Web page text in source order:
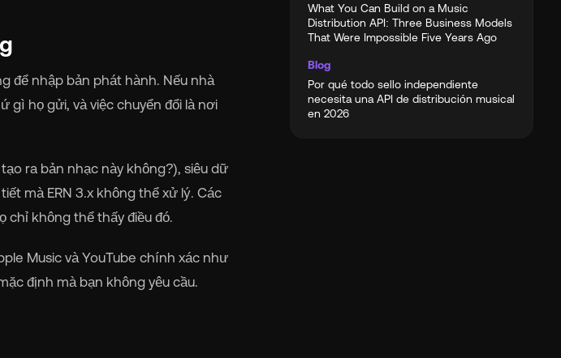
để nhập bản phát hành. Nếu nhà
gì họ gửi, và việc chuyển đổi là nơi
ra bản nhạc này không?), siêu dữ
mà ERN 3.x không thể xử lý. Các
chỉ không thể thấy điều đó.
Music và YouTube chính xác như
định mà bạn không yêu cầu.
What You Can Build on a Music
Distribution API: Three Business Models
That Were Impossible Five Years Ago
Blog
Por qué todo sello independiente
necesita una API de distribución musical
en 2026